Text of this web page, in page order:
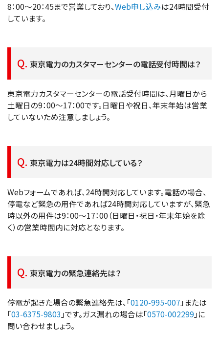
8：00～20：45まで営業しており、Web申し込みは24時間受付
しています。
東京電力のカスタマーセンターの電話受付時間は？
東京電力カスタマーセンターの電話受付時間は、月曜日から
土曜日の9：00～17：00です。日曜日や祝日、年末年始は営業
していないため注意しましょう。
東京電力は24時間対応している？
Webフォームであれば、24時間対応しています。電話の場合、
停電など緊急の用件であれば24時間対応していますが、緊急
時以外の用件は9：00～17：00（日曜日・祝日・年末年始を除
く）の営業時間内に対応となります。
東京電力の緊急連絡先は？
停電が起きた場合の緊急連絡先は、「0120-995-007 」または
「03-6375-9803 」です。ガス漏れの場合は「0570-002299」に
問い合わせましょう。